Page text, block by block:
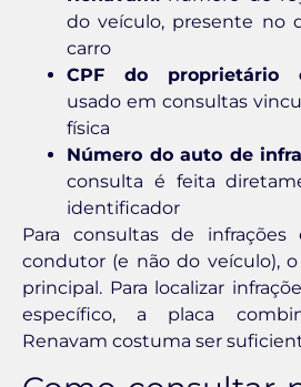
do veículo, presente no
carro
CPF do proprietário
usado em consultas
física
Número do auto de
consulta é feita
identificador
Para consultas de
condutor (e não do veículo),
principal. Para localizar
específico, a placa
Renavam costuma ser